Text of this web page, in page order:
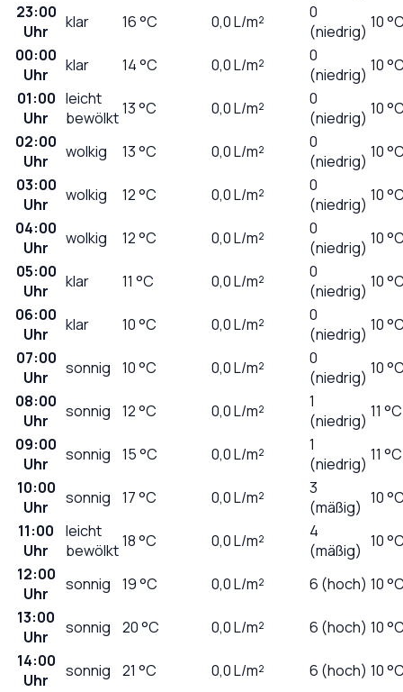
23:00
Uhr
klar 16°C 0,0L/m²
0
(niedrig) 10
00:00
Uhr
klar 14°C 0,0L/m²
0
(niedrig) 10
01:00
Uhr
leicht
bewölkt13°C 0,0L/m²
0
(niedrig) 10
02:00
Uhr
wolkig 13°C 0,0L/m²
0
(niedrig) 10
03:00
Uhr
wolkig 12°C 0,0L/m²
0
(niedrig) 10
04:00
Uhr
wolkig 12°C 0,0L/m²
0
(niedrig) 10
05:00
Uhr
klar 11 °C 0,0L/m²
0
(niedrig) 10
06:00
Uhr
klar 10°C 0,0L/m²
0
(niedrig) 10
07:00
Uhr
sonnig 10°C 0,0L/m²
0
(niedrig) 10
08:00
Uhr
sonnig 12°C 0,0L/m²
1
(niedrig) 11 °C
09:00
Uhr
sonnig 15°C 0,0L/m²
1
(niedrig) 11 °C
10:00
Uhr
sonnig 17°C 0,0L/m²
3
(mäßig) 10
11:00
Uhr
leicht
bewölkt18°C 0,0L/m²
4
(mäßig) 10
12:00
Uhr
sonnig 19°C 0,0L/m² 6 (hoch) 10
13:00
Uhr
sonnig 20°C 0,0L/m² 6 (hoch) 10
14:00
Uhr
sonnig 21 °C 0,0L/m² 6 (hoch) 10